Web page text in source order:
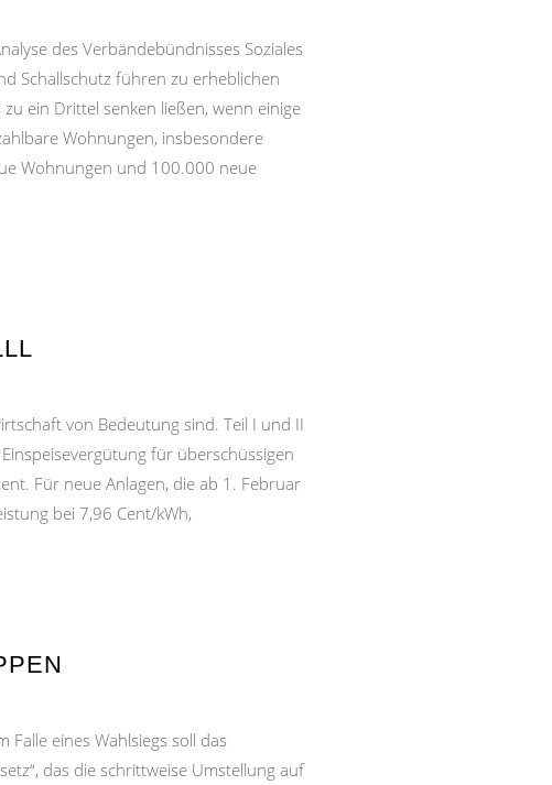
des Verbändebündnisses Soziales
Schallschutz führen zu erheblichen
ein Drittel senken ließen, wenn einige
Wohnungen, insbesondere
Wohnungen und 100.000 neue
von Bedeutung sind. Teil I und II
für überschüssigen
Für neue Anlagen, die ab 1. Februar
bei 7,96 Cent/kWh,
eines Wahlsiegs soll das
das die schrittweise Umstellung auf